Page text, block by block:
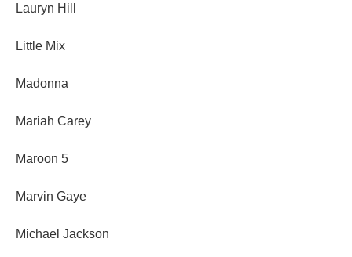
Lauryn Hill
Little Mix
Madonna
Mariah Carey
Maroon 5
Marvin Gaye
Michael Jackson